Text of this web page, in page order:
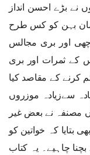
بڑے احسن انداز
بہن کو کس طرح
اور بری مجالس
ثمرات اور بری
کرنے کے مقاصد کیا
سےزیادہ موزروں
مصنفہ نے بعض غیر
بتایا کہ خواتین کو
چاہیے۔ یہ کتاب